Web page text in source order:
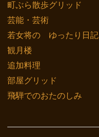
町ぶら散歩グリッド
芸能・芸術
若女将の ゆったり日記
観月楼
追加料理
部屋グリッド
飛騨でのおたのしみ